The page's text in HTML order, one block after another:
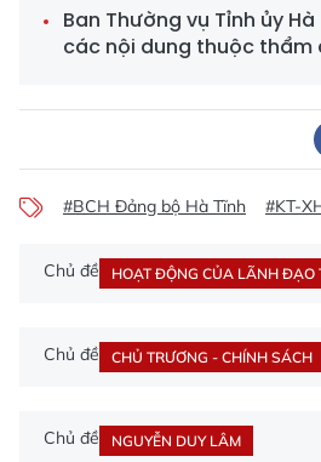
Ban Thường vụ Tỉnh ủy
các nội dung thuộc thẩm
#BCH Đảng bộ Hà Tĩnh #KT-
Chủ đề HOẠT ĐỘNG CỦA LÃNH ĐẠO
Chủ đề CHỦ TRƯƠNG - CHÍNH SÁCH
Chủ đề NGUYỄN DUY LÂM